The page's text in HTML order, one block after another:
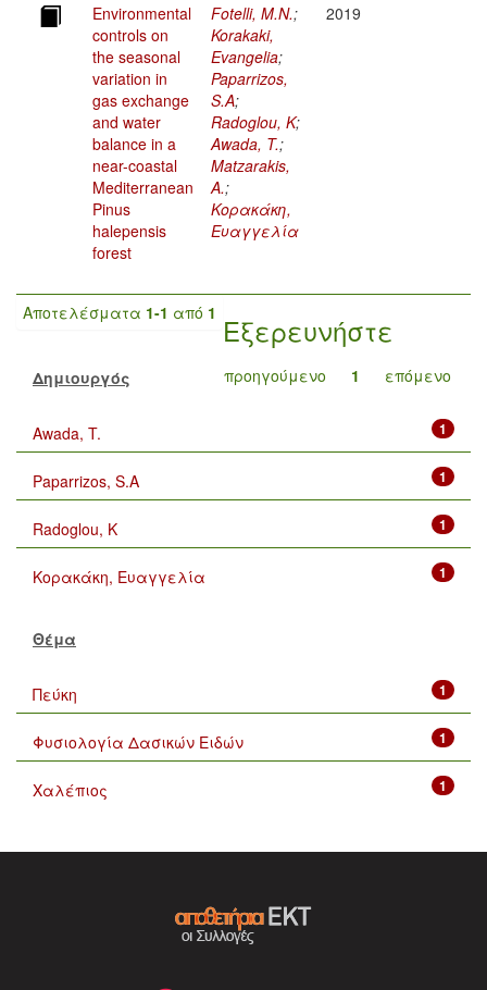
Environmental
controls on
the seasonal
variation in
gas exchange
and water
balance in a
near-coastal
Mediterranean
Pinus
halepensis
forest
Fotelli, M.N.;
Korakaki,
Evangelia;
Paparrizos,
S.A;
Radoglou, K;
Awada, T.;
Matzarakis,
A.;
Κορακάκη,
Ευαγγελία
2019
Αποτελέσματα 1-1 από 1
προηγούμενο 1 επόμενο
Εξερευνήστε
Δημιουργός
1
Awada, T.
1
Paparrizos, S.A
1
Radoglou, K
1
Κορακάκη, Ευαγγελία
Θέμα
1
Πεύκη
1
Φυσιολογία Δασικών Ειδών
1
Χαλέπιος